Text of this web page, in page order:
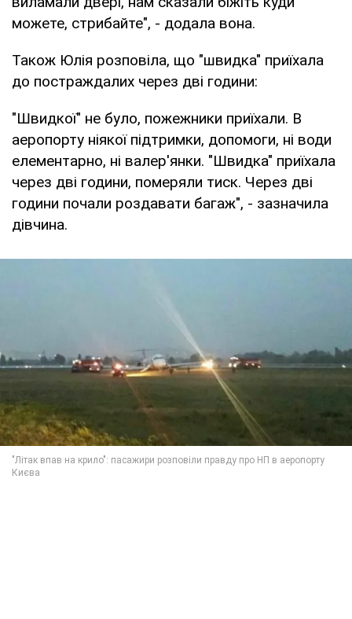
можете, стрибайте", - додала вона.
Також Юлія розповіла, що "швидка" приїхала
до постраждалих через дві години:
"Швидкої" не було, пожежники приїхали. В
аеропорту ніякої підтримки, допомоги, ні води
елементарно, ні валер'янки. "Швидка" приїхала
через дві години, померяли тиск. Через дві
години почали роздавати багаж", - зазначила
дівчина.